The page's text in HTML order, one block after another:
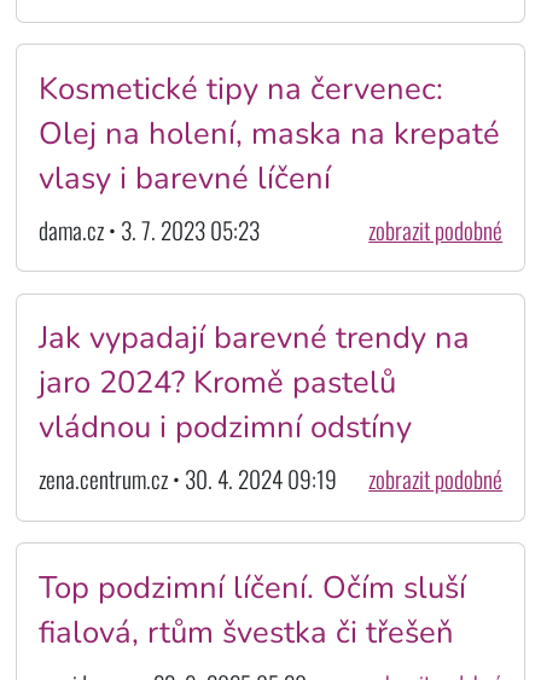
Kosmetické tipy na červenec:
Olej na holení, maska na krepaté
vlasy i barevné líčení
dama.cz • 3. 7. 2023 05:23 zobrazit podobné
Jak vypadají barevné trendy na
jaro 2024? Kromě pastelů
vládnou i podzimní odstíny
zena.centrum.cz • 30. 4. 2024 09:19 zobrazit podobné
Top podzimní líčení. Očím sluší
fialová, rtům švestka či třešeň